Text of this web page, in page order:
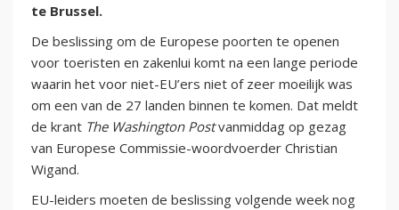
te Brussel.
De beslissing om de Europese poorten te openen
voor toeristen en zakenlui komt na een lange periode
waarin het voor niet-EU’ers niet of zeer moeilijk was
om een van de 27 landen binnen te komen. Dat meldt
de krant The Washington Postvanmiddag op gezag
van Europese Commissie-woordvoerder Christian
Wigand.
EU-leiders moeten de beslissing volgende week nog